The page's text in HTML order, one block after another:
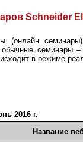
Schneider
(онлайн
семинары –
в режиме
2016 г.
Название